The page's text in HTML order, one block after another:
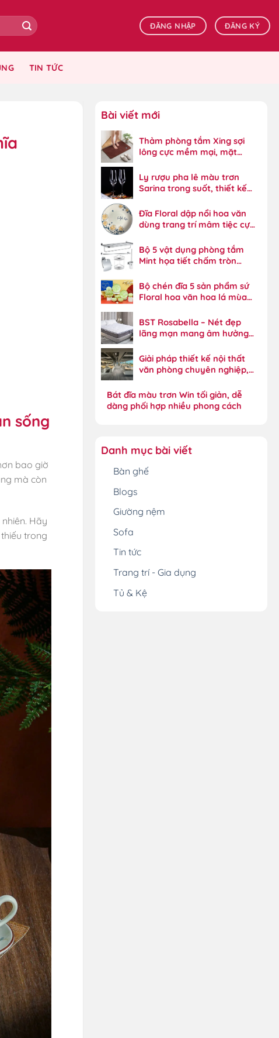
ĐĂNG NHẬP ĐĂNG KÝ
TIN TỨC
sống
bao giờ
mà còn
Hãy
trong
Bài viết mới
Thảm phòng tắm Xing sợi
lông cực mềm mại, mặt
Ly rượu pha lê màu trơn
Sarina trong suốt, thiết kế
Đĩa Floral dập nổi hoa văn
dùng trang trí mâm tiệc cực
Bộ 5 vật dụng phòng tắm
Mint họa tiết chấm tròn
Bộ chén đĩa 5 sản phẩm sứ
Floral hoa văn hoa lá mùa
BST Rosabella – Nét đẹp
lãng mạn mang âm hưởng
Giải pháp thiết kế nội thất
văn phòng chuyên nghiệp,
Bát đĩa màu trơn Win tối giản, dễ
dàng phối hợp nhiều phong cách
Danh mục bài viết
Bàn ghế
Blogs
Giường nệm
Sofa
Tin tức
Trang trí - Gia dụng
Tủ & Kệ